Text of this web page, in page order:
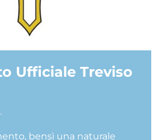
Ufficiale Treviso
.
bensì una naturale